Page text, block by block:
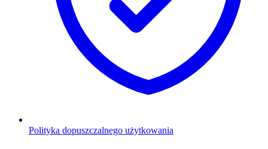
Polityka dopuszczalnego użytkowania